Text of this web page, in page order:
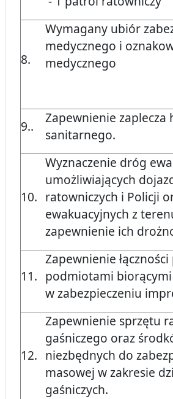
8.
Wymagany ubiór
medycznego i
medycznego
9..
Zapewnienie zaplecza
sanitarnego.
10.
Wyznaczenie dróg
umożliwiających
ratowniczych i Policji
ewakuacyjnych z
zapewnienie ich
11.
Zapewnienie
podmiotami biorącymi
w zabezpieczeniu
12.
Zapewnienie sprzętu
gaśniczego oraz
niezbędnych do
masowej w zakresie
gaśniczych.